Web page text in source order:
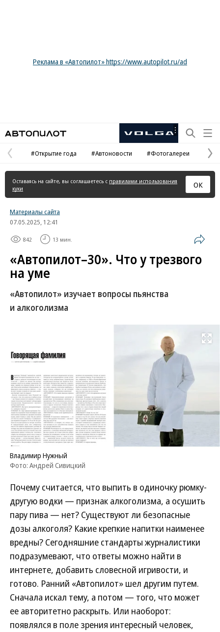
Реклама в «Автопилот» https://www.autopilot.ru/ad
Рекламная
Предыдущая
страница
#Открытие года #Автоновости #Фотогалереи
Оставаясь на сайте, вы соглашаетесь с правилами использования
куки
ОК
Материалы сайта
07.05.2025, 12:41
842 13 мин.
«Автопилот–30». Что у трезвого
на уме
«Автопилот» изучает вопросы пьянства
и алкоголизма
Развернуть
Владимир Нужный
Фото: Андрей Сивицкий
Почему считается, что выпить в одиночку рюмку-
другую водки — признак алкоголизма, а осушить
пару пива — нет? Существуют ли безопасные
дозы алкоголя? Какие крепкие напитки наименее
вредны? Сегодняшние стандарты журналистики
подразумевают, что ответы можно найти в
интернете, добавить словесной игривости, и
готово. Ранний «Автопилот» шел другим путем.
Сначала искал тему, а потом — того, что может
ее авторитетно раскрыть. Или наоборот:
появлялся в поле зрения интересный человек,